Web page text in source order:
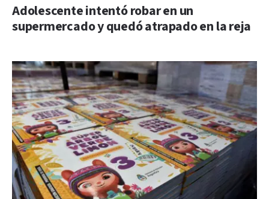
Adolescente intentó robar en un
supermercado y quedó atrapado en la reja